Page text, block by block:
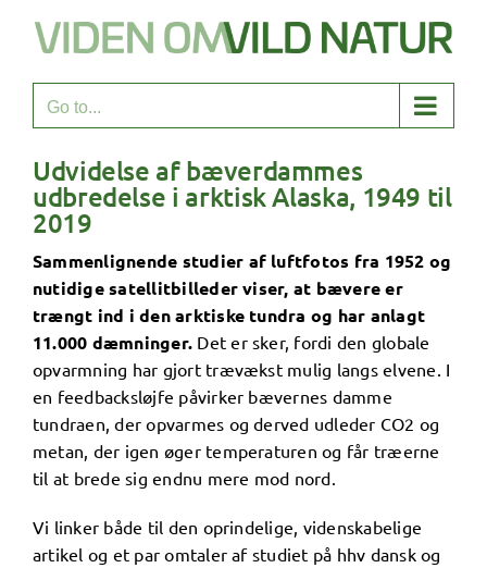
Go to...
Udvidelse af bæverdammes
udbredelse i arktisk Alaska, 1949 til
2019
Sammenlignende studier af luftfotos fra 1952 og
nutidige satellitbilleder viser, at bævere er
trængt ind i den arktiske tundra og har anlagt
11.000 dæmninger. Det er sker, fordi den globale
opvarmning har gjort trævækst mulig langs elvene. I
en feedbacksløjfe påvirker bævernes damme
tundraen, der opvarmes og derved udleder CO2 og
metan, der igen øger temperaturen og får træerne
til at brede sig endnu mere mod nord.
Vi linker både til den oprindelige, videnskabelige
artikel og et par omtaler af studiet på hhv dansk og